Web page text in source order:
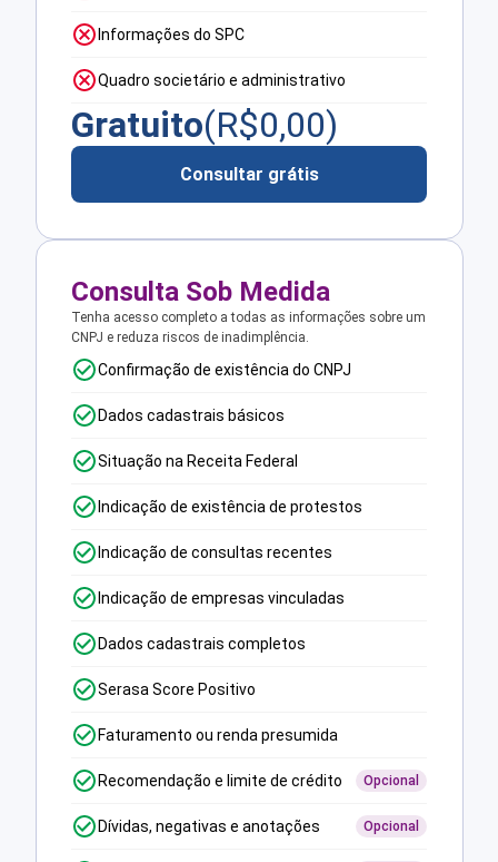
Informações do SPC
Quadro societário e administrativo
Gratuito(R$0,00)
Consultar grátis
Consulta Sob Medida
Tenha acesso completo a todas as informações sobre um
CNPJ e reduza riscos de inadimplência.
Confirmação de existência do CNPJ
Dados cadastrais básicos
Situação na Receita Federal
Indicação de existência de protestos
Indicação de consultas recentes
Indicação de empresas vinculadas
Dados cadastrais completos
Serasa Score Positivo
Faturamento ou renda presumida
Recomendação e limite de crédito Opcional
Dívidas, negativas e anotações Opcional